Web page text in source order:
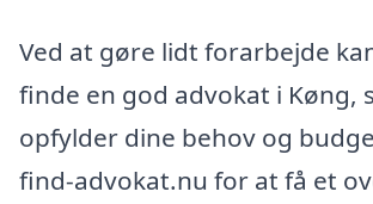
Ved at gøre lidt forarbejde
finde en god advokat i Køng,
opfylder dine behov og
find-advokat.nu for at få et